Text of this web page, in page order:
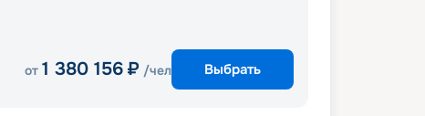
от 1 380 156 ₽ /чел Выбрать